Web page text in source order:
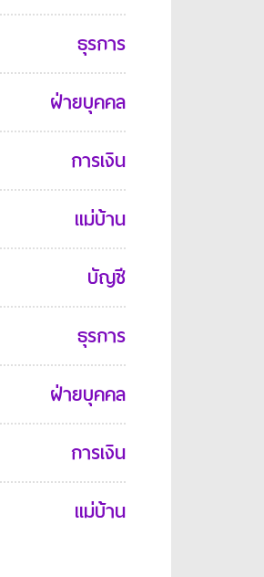
ธุรการ
ฝ่ายบุคคล
การเงิน
แม่บ้าน
บัญชี
ธุรการ
ฝ่ายบุคคล
การเงิน
แม่บ้าน